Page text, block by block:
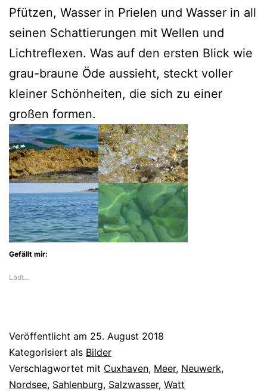
Pfützen, Wasser in Prielen und Wasser in all
seinen Schattierungen mit Wellen und
Lichtreflexen. Was auf den ersten Blick wie
grau-braune Öde aussieht, steckt voller
kleiner Schönheiten, die sich zu einer
großen formen.
Gefällt mir:
Lädt…
Veröffentlicht am 25. August 2018
Kategorisiert als Bilder
Verschlagwortet mit Cuxhaven, Meer, Neuwerk,
Nordsee, Sahlenburg, Salzwasser, Watt